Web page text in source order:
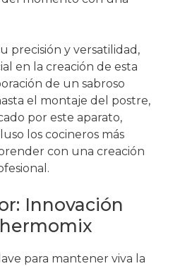
precisión y versatilidad,
en la creación de esta
de un sabroso
el montaje del postre,
por este aparato,
los cocineros más
con una creación
Innovación
para mantener viva la